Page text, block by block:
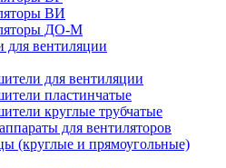
ВИ
ДО-М
вентиляции
для вентиляции
пластинчатые
круглые трубчатые
для вентиляторов
(круглые и прямоугольные)